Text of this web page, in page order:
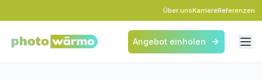
Über unsKarriereReferenzen
Angebot einholen